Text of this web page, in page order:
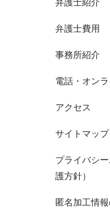
弁護士費用
事務所紹介
電話・オン
アクセス
サイトマップ
プライバシ
護方針）
匿名加工情